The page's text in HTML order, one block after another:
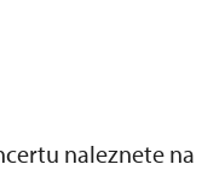
naleznete na